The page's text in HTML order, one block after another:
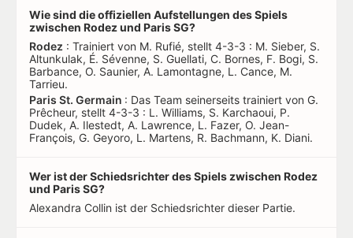
Wie sind die offiziellen Aufstellungen des Spiels
zwischen Rodez und Paris SG?
Rodez : Trainiert von M. Rufié, stellt 4-3-3 : M. Sieber, S.
Altunkulak, É. Sévenne, S. Guellati, C. Bornes, F. Bogi, S.
Barbance, O. Saunier, A. Lamontagne, L. Cance, M.
Tarrieu.
Paris St. Germain : Das Team seinerseits trainiert von G.
Prêcheur, stellt 4-3-3 : L. Williams, S. Karchaoui, P.
Dudek, A. Ilestedt, A. Lawrence, L. Fazer, O. Jean-
François, G. Geyoro, L. Martens, R. Bachmann, K. Diani.
Wer ist der Schiedsrichter des Spiels zwischen Rodez
und Paris SG?
Alexandra Collin ist der Schiedsrichter dieser Partie.